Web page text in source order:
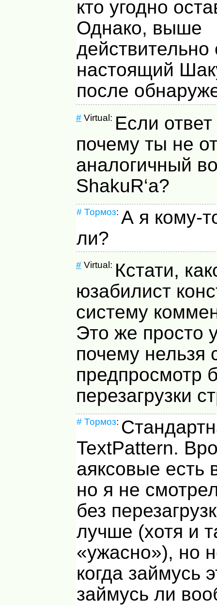
кто угодно
Однако, выше
действительно
настоящий
после
#Virtual: Если ответ
почему ты не
аналогичный
ShakuR‘а?
# Тормоз: А я кому-
ли?
#Virtual: Кстати,
юзабилист
систему
Это же просто
почему нельзя
предпросмотр
перезагрузки
# Тормоз:
TextPattern.
аяксовые есть
но я не
без
лучше (хотя и
«ужасно»), но
когда займусь
займусь ли